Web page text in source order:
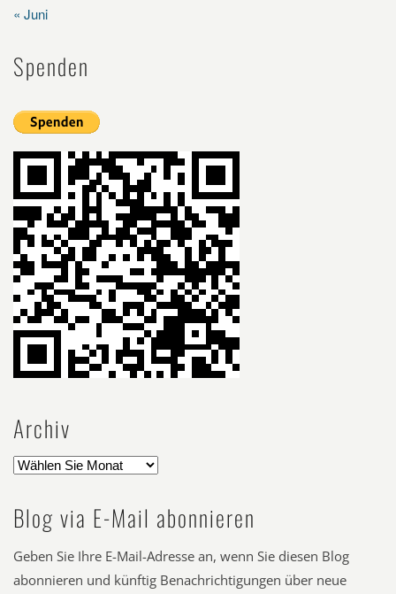
« Juni
Spenden
Archiv
Blog via E-Mail abonnieren
Geben Sie Ihre E-Mail-Adresse an, wenn Sie diesen Blog
abonnieren und künftig Benachrichtigungen über neue